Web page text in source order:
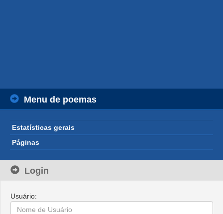
Menu de poemas
Estatísticas gerais
Páginas
Login
Usuário: